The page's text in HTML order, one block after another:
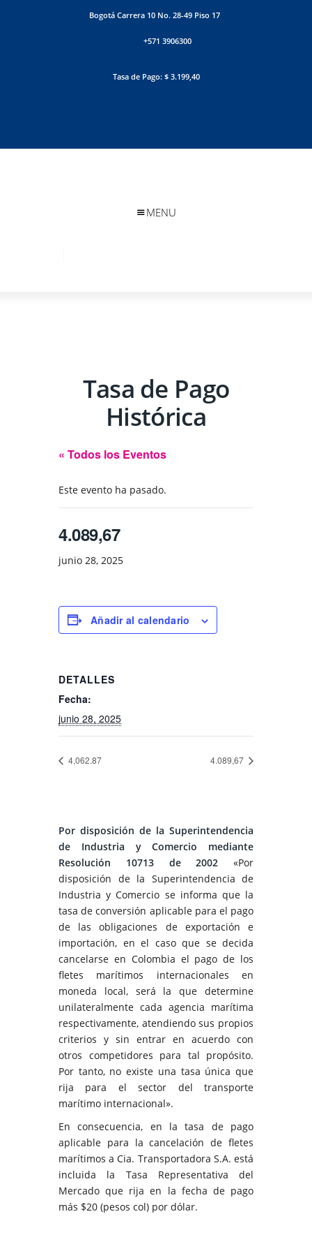
Bogotá Carrera 10 No. 28-49 Piso 17
+571 3906300
Tasa de Pago: $ 3.199,40
MENU
Tasa de Pago
Histórica
« Todos los Eventos
Este evento ha pasado.
4.089,67
junio 28, 2025
Añadir al calendario
DETALLES
Fecha:
junio 28, 2025
4,062.87 4.089,67
Por disposición de la Superintendencia
de Industria y Comercio mediante
Resolución 10713 de 2002 «Por
disposición de la Superintendencia de
Industria y Comercio se informa que la
tasa de conversión aplicable para el pago
de las obligaciones de exportación e
importación, en el caso que se decida
cancelarse en Colombia el pago de los
fletes marítimos internacionales en
moneda local, será la que determine
unilateralmente cada agencia marítima
respectivamente, atendiendo sus propios
criterios y sin entrar en acuerdo con
otros competidores para tal propósito.
Por tanto, no existe una tasa única que
rija para el sector del transporte
marítimo internacional».
En consecuencia, en la tasa de pago
aplicable para la cancelación de fletes
marítimos a Cia. Transportadora S.A. está
incluida la Tasa Representativa del
Mercado que rija en la fecha de pago
más $20 (pesos col) por dólar.